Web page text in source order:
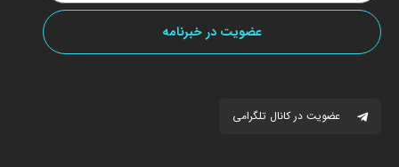
عضویت در کانال تلگرامی